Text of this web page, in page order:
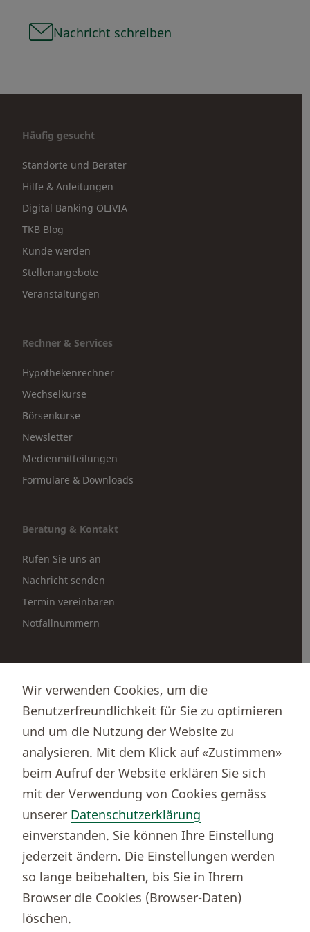
Nachricht schreiben
Häufig gesucht
Standorte und Berater
Hilfe & Anleitungen
Digital Banking OLIVIA
TKB Blog
Kunde werden
Stellenangebote
Veranstaltungen
Rechner & Services
Hypothekenrechner
Wechselkurse
Börsenkurse
Newsletter
Medienmitteilungen
Formulare & Downloads
Beratung & Kontakt
Rufen Sie uns an
Nachricht senden
Termin vereinbaren
Notfallnummern
Börsenportal Yourmoney
Thurgauer Kantonalbank
Bankenclearingnr.
784
BIC (SWIFT)
KBTGCH22
Weitere TKB Nummern
Rechtliche Hinweise
Barrierefreiheit
Cookie-Einstellungen
Wir verwenden Cookies, um die
Benutzerfreundlichkeit für Sie zu optimieren
und um die Nutzung der Website zu
analysieren. Mit dem Klick auf «Zustimmen»
beim Aufruf der Website erklären Sie sich
mit der Verwendung von Cookies gemäss
unserer Datenschutzerklärung
einverstanden. Sie können Ihre Einstellung
jederzeit ändern. Die Einstellungen werden
so lange beibehalten, bis Sie in Ihrem
Browser die Cookies (Browser-Daten)
löschen.